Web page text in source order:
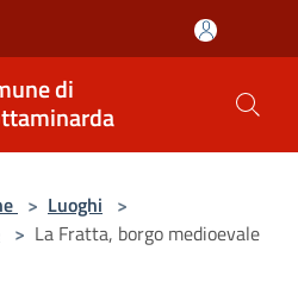
di
> Luoghi >
> La Fratta, borgo medioevale